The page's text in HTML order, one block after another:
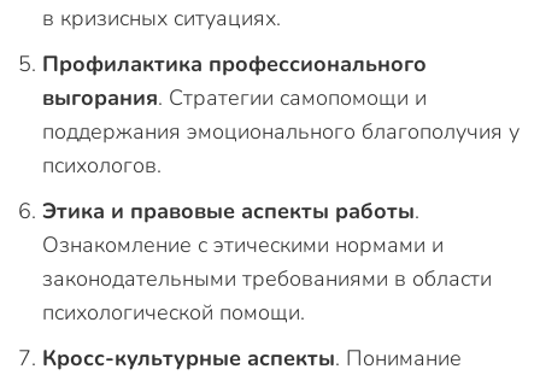
в кризисных ситуациях.
Профилактика профессионального
выгорания. Стратегии самопомощи и
поддержания эмоционального благополучия у
психологов.
Этика и правовые аспекты работы.
Ознакомление с этическими нормами и
законодательными требованиями в области
психологической помощи.
Кросс-культурные аспекты. Понимание